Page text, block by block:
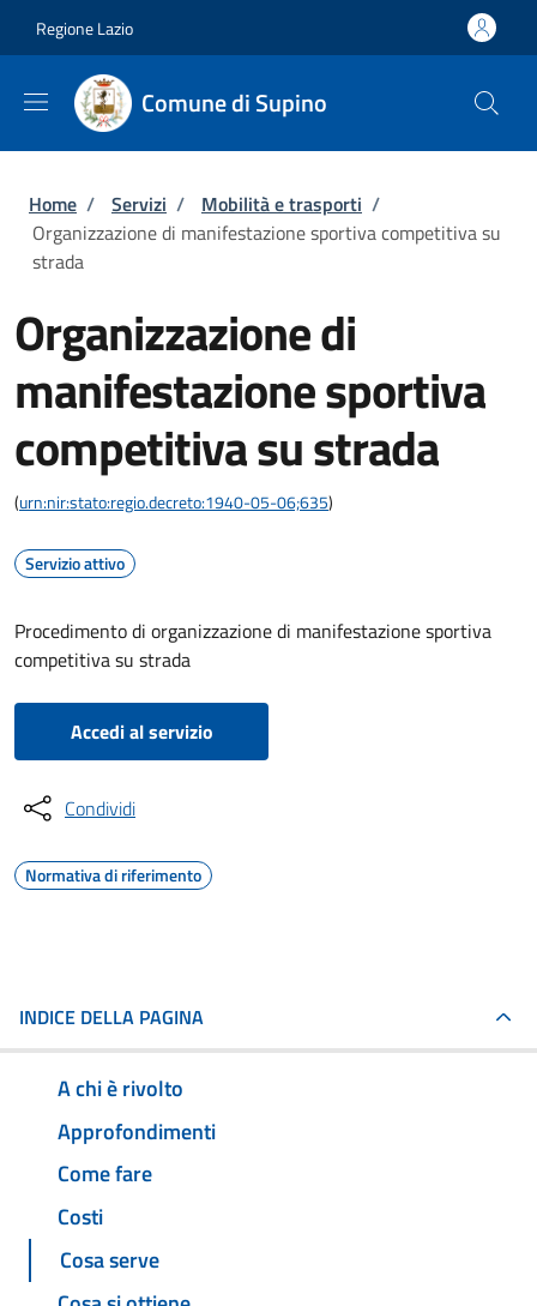
Regione Lazio
Comune di Supino
Briciole di pane
Home / Servizi / Mobilità e trasporti /
Organizzazione di manifestazione sportiva competitiva su
strada
Organizzazione di
manifestazione sportiva
competitiva su strada
(urn:nir:stato:regio.decreto:1940-05-06;635)
Servizio attivo
Procedimento di organizzazione di manifestazione sportiva
competitiva su strada
Accedi al servizio
Condividi
Normativa di riferimento
INDICE DELLA PAGINA
A chi è rivolto
Approfondimenti
Come fare
Costi
Cosa serve